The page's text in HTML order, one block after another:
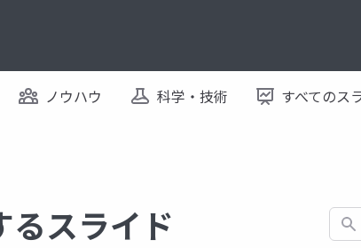
ノウハウ 科学・技術 すべてのス
スライド 検索